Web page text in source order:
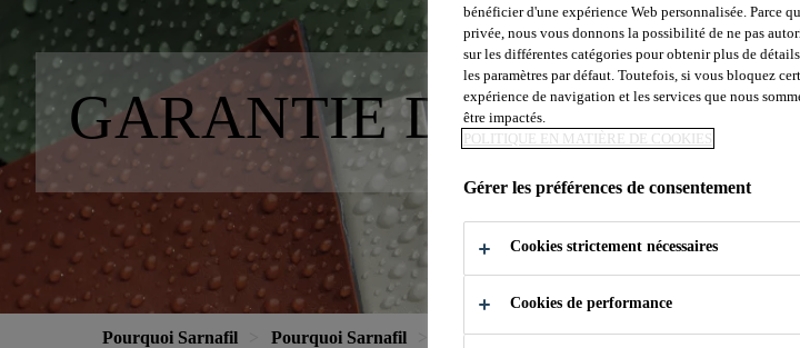
GARANTIE D’ÉPAISSEUR
Pourquoi Sarnafil Pourquoi Sarnafil Garantie d’épaisseur
bénéficier d'une expérience Web personnalisée. Parce
privée, nous vous donnons la possibilité de ne pas
sur les différentes catégories pour obtenir plus de
les paramètres par défaut. Toutefois, si vous bloquez
expérience de navigation et les services que nous
être impactés.
POLITIQUE EN MATIÈRE DE COOKIES
Gérer les préférences de consentement
Cookies strictement nécessaires
Cookies de performance